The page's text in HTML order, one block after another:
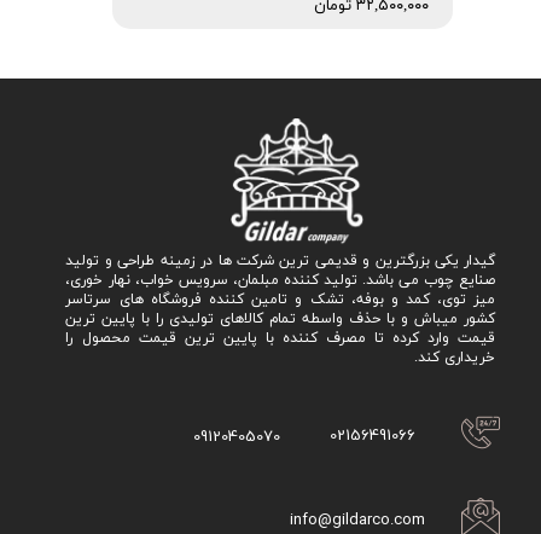
۳۲,۵۰۰,۰۰۰ تومان
گیدار یکی بزرگترین و قدیمی ترین شرکت ها در زمینه طراحی و تولید
صنایع چوب می باشد. تولید کننده مبلمان، سرویس خواب، نهار خوری،
میز توی، کمد و بوفه، تشک و تامین کننده فروشگاه های سرتاسر
کشور میباش و با حذف واسطه تمام کالاهای تولیدی را با پایین ترین
قیمت وارد کرده تا مصرف کننده با پایین ترین قیمت محصول را
خریداری کند.
02156491066
09120405070
info@gildarco.com